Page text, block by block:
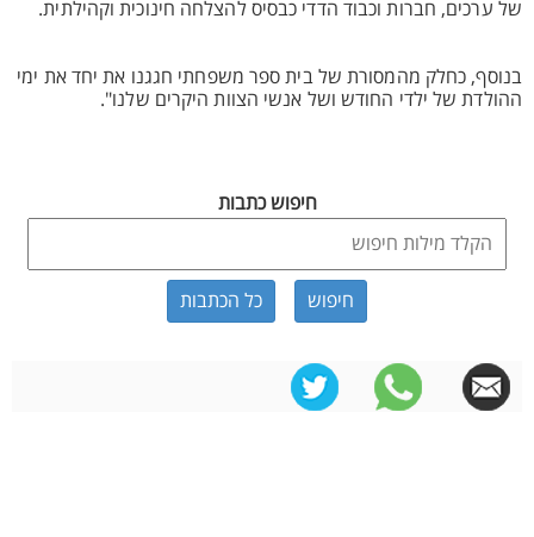
של ערכים, חברות וכבוד הדדי כבסיס להצלחה חינוכית וקהילתית.
בנוסף, כחלק מהמסורת של בית ספר משפחתי חגגנו את יחד את ימי
ההולדת של ילדי החודש ושל אנשי הצוות היקרים שלנו".
חיפוש כתבות
כל הכתבות